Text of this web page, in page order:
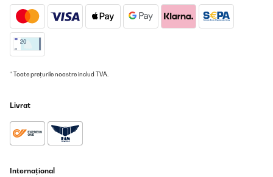
* Toate prețurile noastre includ TVA.
Livrat
Internațional